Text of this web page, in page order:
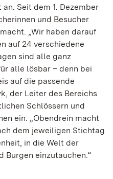
Seit dem 1. Dezember
und Besucher
„Wir haben darauf
auf 24 verschiedene
sind alle ganz
alle lösbar – denn bei
auf die passende
der Leiter des Bereichs
Schlössern und
ein. „Obendrein macht
dem jeweiligen Stichtag
in die Welt der
Burgen einzutauchen.“